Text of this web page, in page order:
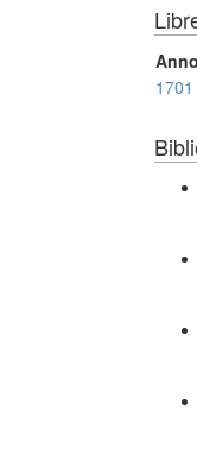
Anno
1701